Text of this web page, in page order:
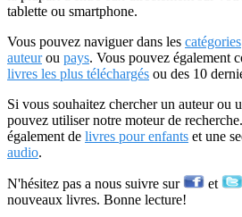
tablette ou smartphone.
Vous pouvez naviguer dans les catégories
auteurou pays. Vous pouvez également
livres les plus téléchargés ou des 10
Si vous souhaitez chercher un auteur ou
pouvez utiliser notre moteur de
également de livres pour enfants et une
audio.
N'hésitez pas a nous suivre sur et
nouveaux livres. Bonne lecture!